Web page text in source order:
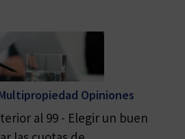
Opiniones
al 99 - Elegir un buen